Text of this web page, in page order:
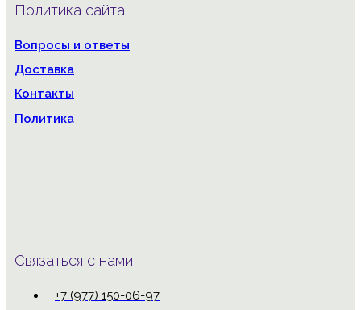
Политика сайта
Вопросы и ответы
Доставка
Контакты
Политика
Связаться с нами
+7 (977) 150-06-97